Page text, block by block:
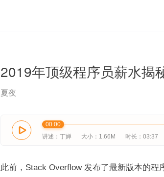
2019年顶级程序员薪水揭
夏夜

00:00
讲述：丁婵 大小：1.66M 时长：03:37
此前，Stack Overflow 发布了最新版本的程